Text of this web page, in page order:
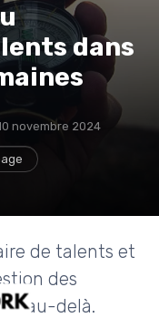
dans
novembre 2024
de talents et
des
et au-delà.